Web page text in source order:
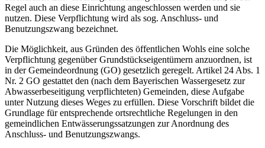
Regel auch an diese Einrichtung angeschlossen werden und sie
nutzen. Diese Verpflichtung wird als sog. Anschluss- und
Benutzungszwang bezeichnet.
Die Möglichkeit, aus Gründen des öffentlichen Wohls eine solche
Verpflichtung gegenüber Grundstückseigentümern anzuordnen, ist
in der Gemeindeordnung (GO) gesetzlich geregelt. Artikel 24 Abs. 1
Nr. 2 GO gestattet den (nach dem Bayerischen Wassergesetz zur
Abwasserbeseitigung verpflichteten) Gemeinden, diese Aufgabe
unter Nutzung dieses Weges zu erfüllen. Diese Vorschrift bildet die
Grundlage für entsprechende ortsrechtliche Regelungen in den
gemeindlichen Entwässerungssatzungen zur Anordnung des
Anschluss- und Benutzungszwangs.